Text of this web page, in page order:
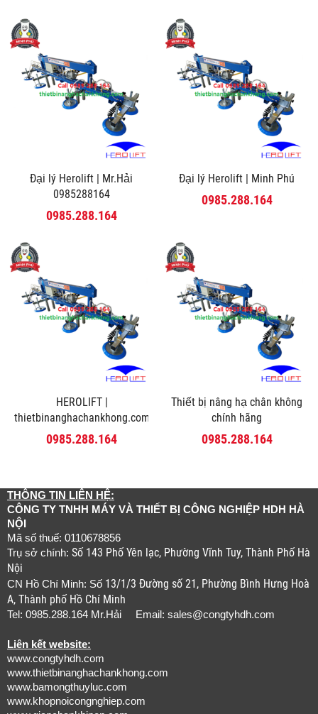
Đại lý Herolift | Mr.Hải
0985288164
0985.288.164
Đại lý Herolift | Minh Phú
0985.288.164
HEROLIFT |
thietbinanghachankhong.com
0985.288.164
Thiết bị nâng hạ chân không
chính hãng
0985.288.164
THÔNG TIN LIÊN HỆ:
CÔNG TY TNHH MÁY VÀ THIẾT BỊ CÔNG NGHIỆP HDH HÀ
NỘI
Mã số thuế: 0110678856
Trụ sở chính: Số 143 Phố Yên lạc, Phường Vĩnh Tuy, Thành Phố Hà
Nội
CN Hồ Chí Minh: Số 13/1/3 Đường số 21, Phường Bình Hưng Hoà
A, Thành phố Hồ Chí Minh
Tel: 0985.288.164 Mr.Hải Email: sales@congtyhdh.com
Liên kết website:
www.congtyhdh.com
www.thietbinanghachankhong.com
www.bamongthuyluc.com
www.khopnoicongnghiep.com